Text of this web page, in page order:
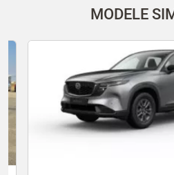
MODELE